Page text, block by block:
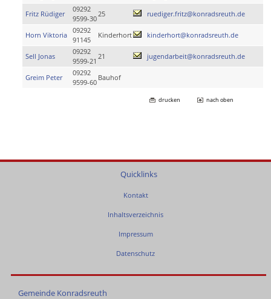
Fritz Rüdiger
09292
9599-30
25 ruediger.fritz@konradsreuth.de
Horn Viktoria
09292
91145
Kinderhort kinderhort@konradsreuth.de
Sell Jonas
09292
9599-21
21 jugendarbeit@konradsreuth.de
Greim Peter
09292
9599-60
Bauhof
drucken nach oben
Quicklinks
Kontakt
Inhaltsverzeichnis
Impressum
Datenschutz
Gemeinde Konradsreuth